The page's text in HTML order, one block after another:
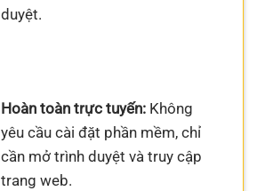
duyệt.
Hoàn toàn trực tuyến:Không
yêu cầu cài đặt phần mềm, chỉ
cần mở trình duyệt và truy cập
trang web.